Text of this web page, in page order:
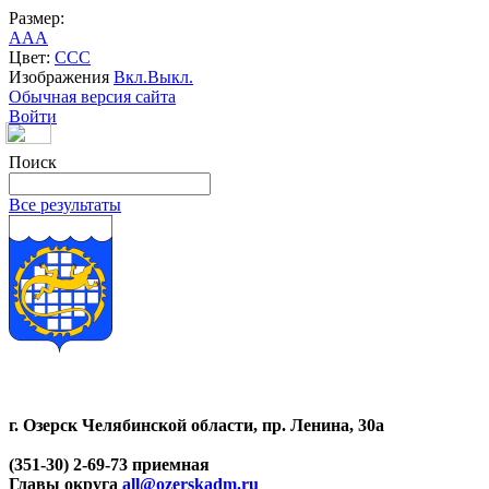
Размер:
AAA
Цвет: CCC
Изображения Вкл.Выкл.
Обычная версия сайта
Войти
Поиск
Все результаты
г. Озерск Челябинской области, пр. Ленина, 30а
(351-30) 2-69-73 приемная
Главы округа all@ozerskadm.ru